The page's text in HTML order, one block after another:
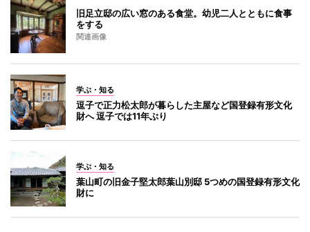
旧足立邸の広い窓のある食堂。幼児二人とともに食事
をする
関連画像
学ぶ・知る
逗子で正力松太郎が暮らした主屋など国登録有形文化
財へ 逗子では11年ぶり
学ぶ・知る
葉山町の旧金子堅太郎葉山別邸 5つめの国登録有形文化
財に